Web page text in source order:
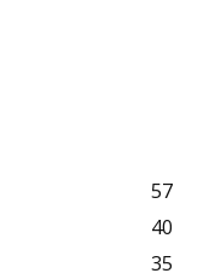
57
40
35